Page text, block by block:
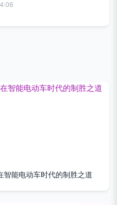
智能电动车时代的制胜之道